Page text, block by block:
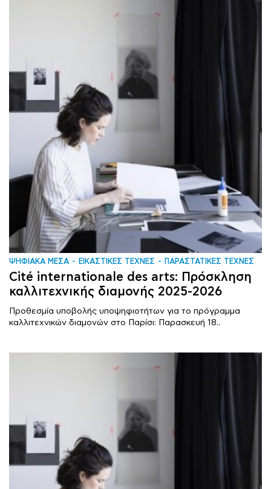
ΨΗΦΙΑΚΑ ΜΕΣΑ ΕΙΚΑΣΤΙΚΕΣ ΤΕΧΝΕΣ ΠΑΡΑΣΤΑΤΙΚΕΣ ΤΕΧΝΕΣ
Cité internationale des arts: Πρόσκληση
καλλιτεχνικής διαμονής 2025-2026
Προθεσμία υποβολής υποψηφιοτήτων για το πρόγραμμα
καλλιτεχνικών διαμονών στο Παρίσι: Παρασκευή 18..